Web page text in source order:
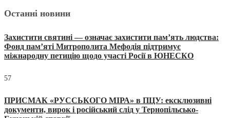
Останні новини
Захистити святині — означає захистити пам’ять людства:
Фонд пам’яті Митрополита Мефодія підтримує
міжнародну петицію щодо участі Росії в ЮНЕСКО
57
ПРИСМАК «РУССЬКОГО МІРА» в ПЦУ: ексклюзивні
документи, вирок і російський слід у Тернопільсько-